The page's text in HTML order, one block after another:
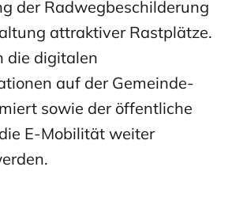
der Radwegbeschilderung
attraktiver Rastplätze.
die digitalen
auf der Gemeinde-
sowie der öffentliche
E-Mobilität weiter